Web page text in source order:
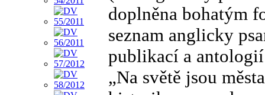
doplněna bohatým
seznam anglicky
publikací a
„Na světě jsou